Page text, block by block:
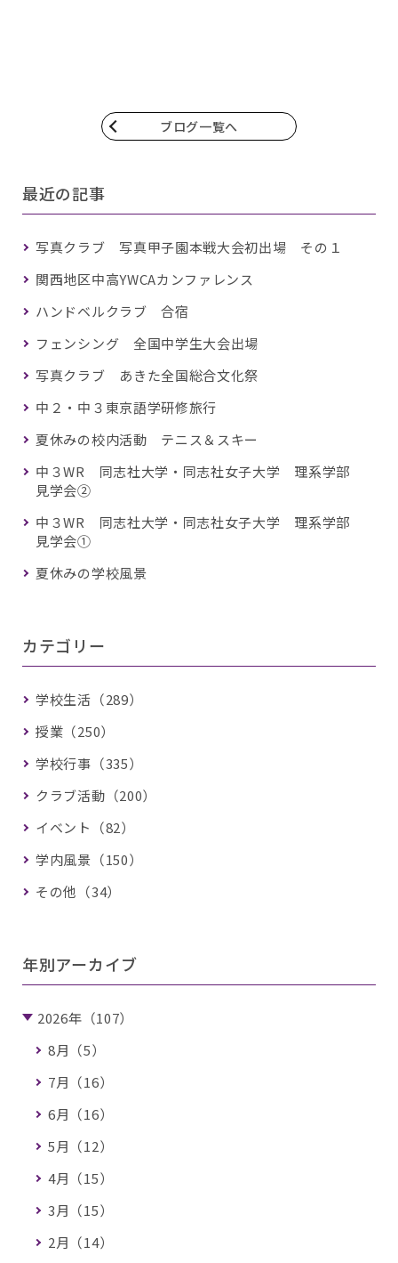
ブログ一覧へ
最近の記事
写真クラブ 写真甲子園本戦大会初出場 その１
関西地区中高YWCAカンファレンス
ハンドベルクラブ 合宿
フェンシング 全国中学生大会出場
写真クラブ あきた全国総合文化祭
中２・中３東京語学研修旅行
夏休みの校内活動 テニス＆スキー
中３WR 同志社大学・同志社女子大学 理系学部
見学会②
中３WR 同志社大学・同志社女子大学 理系学部
見学会①
夏休みの学校風景
カテゴリー
学校生活（289）
授業（250）
学校行事（335）
クラブ活動（200）
イベント（82）
学内風景（150）
その他（34）
年別アーカイブ
2026年（107）
8月（5）
7月（16）
6月（16）
5月（12）
4月（15）
3月（15）
2月（14）